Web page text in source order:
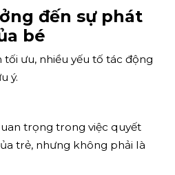
đến sự phát
bé
ưu, nhiều yếu tố tác động
ý.
trọng trong việc quyết
trẻ, nhưng không phải là